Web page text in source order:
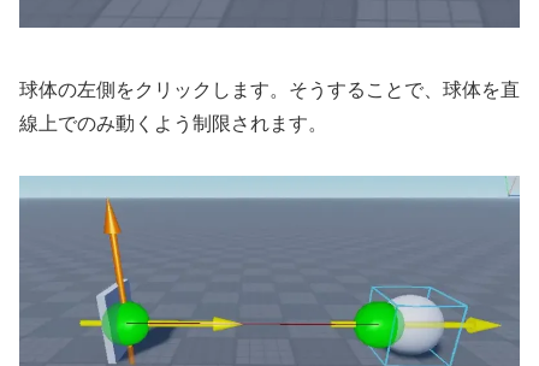
球体の左側をクリックします。そうすることで、球体を直
線上でのみ動くよう制限されます。